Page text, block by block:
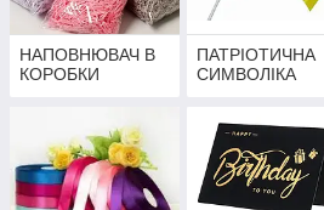
НАПОВНЮВАЧ В
КОРОБКИ
ПАТРІОТИЧНА
СИМВОЛІКА